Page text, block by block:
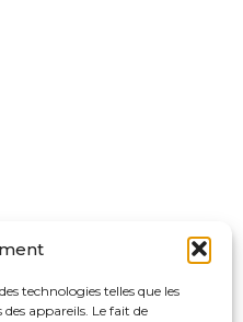
technologies telles que les
appareils. Le fait de